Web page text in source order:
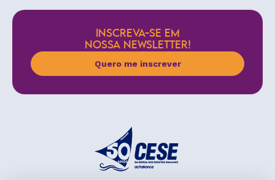
INSCREVA-SE EM
NOSSA NEWSLETTER!
Quero me inscrever